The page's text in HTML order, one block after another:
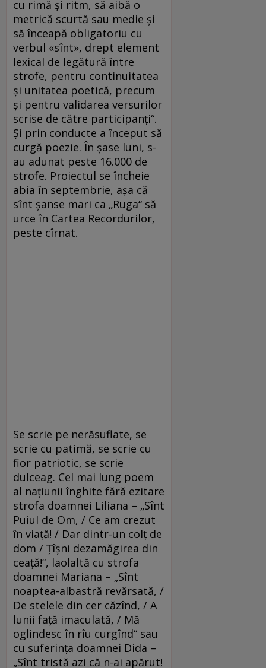
cu rimă şi ritm, să aibă o
metrică scurtă sau medie şi
să înceapă obligatoriu cu
verbul «sînt», drept element
lexical de legătură între
strofe, pentru continuitatea
şi unitatea poetică, precum
şi pentru validarea versurilor
scrise de către participanţi“.
Şi prin conducte a început să
curgă poezie. În şase luni, s-
au adunat peste 16.000 de
strofe. Proiectul se încheie
abia în septembrie, aşa că
sînt şanse mari ca „Ruga“ să
urce în Cartea Recordurilor,
peste cîrnat.
Se scrie pe nerăsuflate, se
scrie cu patimă, se scrie cu
fior patriotic, se scrie
dulceag. Cel mai lung poem
al naţiunii înghite fără ezitare
strofa doamnei Liliana – „Sînt
Puiul de Om, / Ce am crezut
în viaţă! / Dar dintr-un colţ de
dom / Ţîşni dezamăgirea din
ceaţă!“, laolaltă cu strofa
doamnei Mariana – „Sînt
noaptea-albastră revărsată, /
De stelele din cer căzînd, / A
lunii faţă imaculată, / Mă
oglindesc în rîu curgînd“ sau
cu suferinţa doamnei Dida –
„Sînt tristă azi că n-ai apărut!